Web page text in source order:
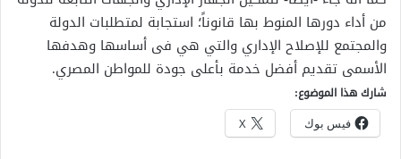
من أداء دورها المنوط بها قانوناً؛ استجابة لمتطلبات الدولة
والمجتمع للإصلاح الإداري والتي هي فى أساسها وهدفها
الأسمى تقديم أفضل خدمة بأعلى جودة للمواطن المصري.
شارك هذا الموضوع:
فيس بوك X